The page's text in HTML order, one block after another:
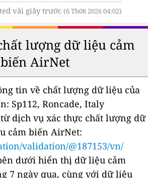
vài giây trước (6 Th08 2026 04:02)
lượng dữ liệu cảm
biến AirNet
tin về chất lượng dữ liệu của
Sp112, Roncade, Italy
dịch vụ xác thực chất lượng dữ
cảm biến AirNet:
validation/@187153/vn/
dưới hiển thị dữ liệu cảm
7 ngày qua, cùng với dữ liệu